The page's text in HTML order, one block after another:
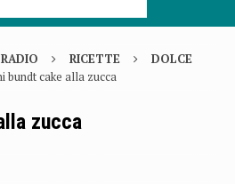
RADIO RICETTE
DOLCE
bundt cake alla zucca
zucca